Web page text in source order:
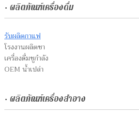
• ผลิตภัณฑ์เครื่องดื่ม
รับผลิตกาแฟ
โรงงานผลิตชา
เครื่องดื่มชูกำลัง
OEM น้ำเปล่า
• ผลิตภัณฑ์เครื่องสำอาง